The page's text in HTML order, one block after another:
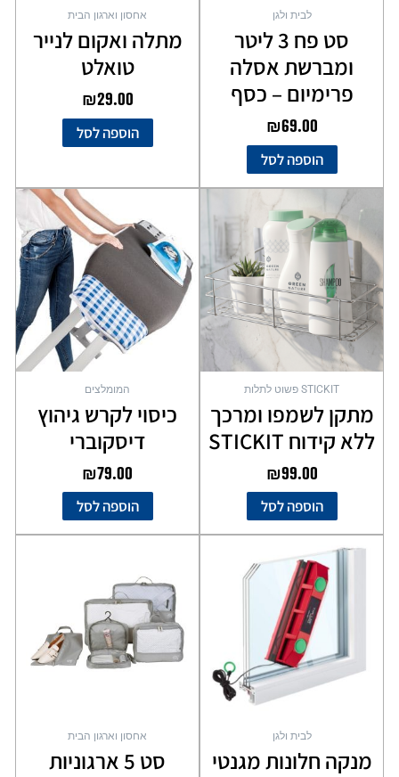
לבית ולגן
סט פח 3 ליטר
ומברשת אסלה
פרימיום – כסף
₪69.00
הוספה לסל
אחסון וארגון הבית
מתלה ואקום לנייר
טואלט
₪29.00
הוספה לסל
STICKIT פשוט לתלות
מתקן לשמפו ומרכך
ללא קידוח STICKIT
₪99.00
הוספה לסל
המומלצים
כיסוי לקרש גיהוץ
דיסקוברי
₪79.00
הוספה לסל
לבית ולגן
מנקה חלונות מגנטי
אחסון וארגון הבית
סט 5 ארגוניות